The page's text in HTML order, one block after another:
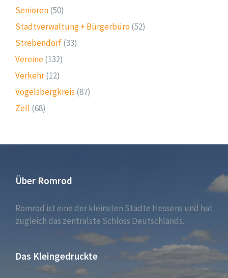
Senioren(50)
Stadtverwaltung + Bürgerbüro (52)
Strebendorf(33)
Vereine(132)
Verkehr(12)
Vogelsbergkreis (87)
Zell (68)
Über Romrod
Romrod ist eine der kleinsten Städte Hessens und hat
zugleich das zentralste Schloss Deutschlands.
Das Kleingedruckte